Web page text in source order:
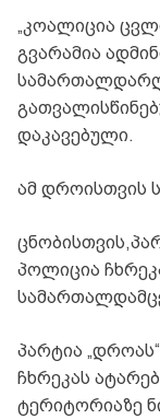
„კოალიცია
გვარამია
დაკავებული.
ამ დროისთვის
პოლიცია
პარტია
ჩხრეკას
ტერიტორიაზე